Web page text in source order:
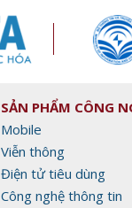
SẢN PHẨM CÔNG
Mobile
Viễn thông
Điện tử tiêu dùng
Công nghệ thông tin